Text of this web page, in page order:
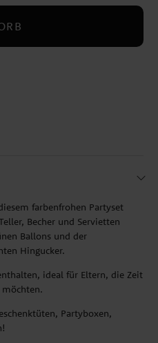
farbenfrohen Partyset
Becher und Servietten
Ballons und der
Hingucker.
ideal für Eltern, die Zeit
Partyboxen,